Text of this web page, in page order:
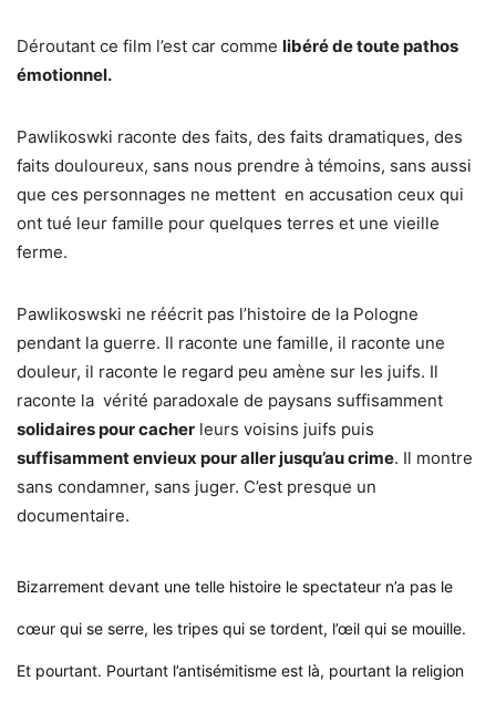
Déroutant ce film l’est car comme libéré de toute pathos
émotionnel.
Pawlikoswki raconte des faits, des faits dramatiques, des
faits douloureux, sans nous prendre à témoins, sans aussi
que ces personnages ne mettent en accusation ceux qui
ont tué leur famille pour quelques terres et une vieille
ferme.
Pawlikoswski ne réécrit pas l’histoire de la Pologne
pendant la guerre. Il raconte une famille, il raconte une
douleur, il raconte le regard peu amène sur les juifs. Il
raconte la vérité paradoxale de paysans suffisamment
solidaires pour cacher leurs voisins juifs puis
suffisamment envieux pour aller jusqu’au crime. Il montre
sans condamner, sans juger. C’est presque un
documentaire.
Bizarrement devant une telle histoire le spectateur n’a pas le
cœur qui se serre, les tripes qui se tordent, l’œil qui se mouille.
Et pourtant. Pourtant l’antisémitisme est là, pourtant la religion